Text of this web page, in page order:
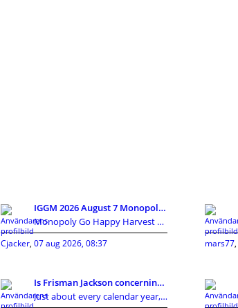
IGGM 2026 August 7 Monopoly Go Looney Tunes Partne
Monopoly Go Happy Harvest with Looney Tunes album'
Cjacker, 07 aug 2026, 08:37 mars77,
Is Frisman Jackson concerning towards gain the mas
Just about every calendar year, the Cleveland Brow